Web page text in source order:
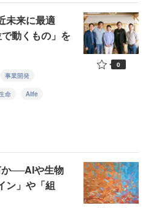
未来に最適
動くもの」を
事業開発
命 Alife
0
──AIや生物
ン」や「組